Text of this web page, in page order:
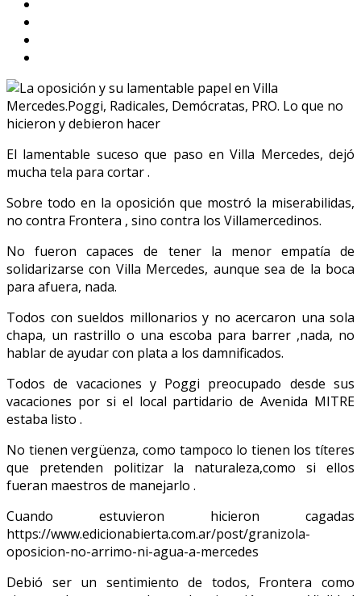
El lamentable suceso que paso en Villa Mercedes, dejó
mucha tela para cortar .
Sobre todo en la oposición que mostró la miserabilidas,
no contra Frontera , sino contra los Villamercedinos.
No fueron capaces de tener la menor empatía de
solidarizarse con Villa Mercedes, aunque sea de la boca
para afuera, nada.
Todos con sueldos millonarios y no acercaron una sola
chapa, un rastrillo o una escoba para barrer ,nada, no
hablar de ayudar con plata a los damnificados.
Todos de vacaciones y Poggi preocupado desde sus
vacaciones por si el local partidario de Avenida MITRE
estaba listo .
No tienen vergüenza, como tampoco lo tienen los títeres
que pretenden politizar la naturaleza,como si ellos
fueran maestros de manejarlo .
Cuando estuvieron hicieron cagadas
https://www.edicionabierta.com.ar/post/granizola-
oposicion-no-arrimo-ni-agua-a-mercedes
Debió ser un sentimiento de todos, Frontera como